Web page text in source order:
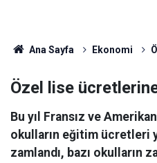
Ana Sayfa Ekonomi
Özel lise
Bu yıl Fransız ve
okulların eğitim ücretleri
zamlandı, bazı okulların